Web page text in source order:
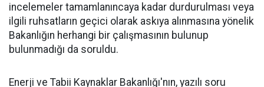
incelemeler tamamlanıncaya kadar durdurulması veya
ilgili ruhsatların geçici olarak askıya alınmasına yönelik
Bakanlığın herhangi bir çalışmasının bulunup
bulunmadığı da soruldu.
Enerji ve Tabii Kaynaklar Bakanlığı'nın, yazılı soru